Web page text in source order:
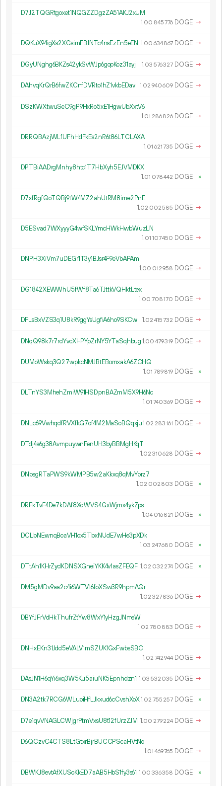
D7J2TQGRtgoxet1NQGZZDgzZA51AKJ2xUM
1.00 845776 DOGE →
DQKuX94igXs2XGsimFB1NTc4nsEzEn5eEN 1.00 634867 DOGE →
DGyUNghg6BKZs42ykSvWJp6gopKoz31ayj 1.03 576327 DOGE →
DAhvqKrQrB6fwZKCnfDVRto1hZ1vkbEDav 1.02 940609 DOGE →
DSzKWXtwuSeC9gP9HxRo5xE1HgwUbXxtV6
1.01 286826 DOGE →
DRRQBAzjWLfUFhHdFkEs2nR6t86LTCLAXA
1.01 621735 DOGE →
DPTBiAADrgMnhy8htc1T7HbXyh5EJVMDKX
1.01 078442 DOGE ×
D7xfRgfQoTQBj9tW4MZ2ahUtRM8ime2PnE
1.02 002585 DOGE →
D5ESvad7WXyyyG4wfSKLYmcHWkHwbWuzLN
1.01 107450 DOGE →
DNPH3XiVm7uDEGr1T3y1BJsr4F9eVbAPAm
1.00 012958 DOGE →
DG1842XEWWhU5fWf8Ta6TJttkVQHktLtex
1.00 708170 DOGE →
DFLsBxVZS3q1U8kR9ggYsUgfiA6ho9SKCw 1.02 415732 DOGE →
DNqQ98k7r7rdYvcXHPYpZrNY5YTaSqhbug1.00 479319 DOGE →
DUMoWskq3Q27wpkcNMJBtEBomxakA6ZCHQ
1.01 789819 DOGE ×
DLTnYS3MhehZmiW91HSDpnBAZmM5X9H6Nc
1.01 740369 DOGE →
DNLc69VwhqdfRVXfkG7of4M2MaSoBQqxju1.02 283161 DOGE →
DTdj4s6g38AvmpuywnFenUH3byBBMgHKqT
1.02 310628 DOGE →
DNbsgRTaPWS9kWMPB5w2aKkxq8qMvYprz7
1.02 002 803 DOGE ×
DRFkTvF4De7kDAf8XqWVS4GxWjmx4ykZps
1.04 016821 DOGE ×
DCLbNEwnqBoaVH1ox5TbxNUdE7wHe3pXDk
1.03 247680 DOGE ×
DTtAh1KHrZydKDNSXGneiYKK4v1asZFEQF 1.02 032 274 DOGE ×
DM5gMDv9aa2c4i6WTV16foXSw3R9hpmAQr
1.02 327836 DOGE →
DBYfJFrVdHkThufrZtYw8WxY1yHzgJNmeW
1.02 780 883 DOGE →
DNHxEKn31Jdd5eVALV1mSZUK1GxFwbsSBC
1.02 742944 DOGE →
DAsJN1H6qYi6xq3W5Ku5aiuNK5Epnhdzn1 1.03 532 035 DOGE →
DN3A2tk7RCG6WLuoiHfLJkxud6cCvshXoX1.02 755 257 DOGE ×
D7e1qvVNAGLCWjgrPtmVxsU8t12fUrzZJM 1.00 279224 DOGE →
D6QCzvC4CTS8LtGtxrBjrBUCCPScaHVtNo
1.01 469765 DOGE →
DBWKJ8evtAfXUSoKkED7aAB5HbS1fy3s61 1.00 336358 DOGE ×